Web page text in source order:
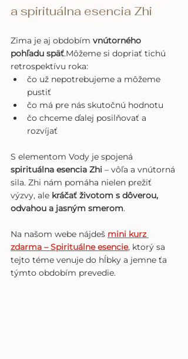
a spirituálna esencia Zhi
Zima je aj obdobím vnútorného
pohľadu späť.Môžeme si dopriať tichú
retrospektívu roka:
čo už nepotrebujeme a môžeme
pustiť
čo má pre nás skutočnú hodnotu
čo chceme ďalej posilňovať a
rozvíjať
S elementom Vody je spojená
spirituálna esencia Zhi – vôľa a vnútorná
sila. Zhi nám pomáha nielen prežiť
výzvy, ale kráčať životom s dôverou,
odvahou a jasným smerom.
Na našom webe nájdeš mini kurz
zdarma – Spirituálne esencie, ktorý sa
tejto téme venuje do hĺbky a jemne ťa
týmto obdobím prevedie.